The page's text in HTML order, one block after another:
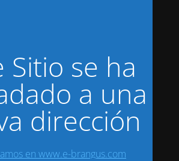
Sitio se ha
a una
dirección
en www.e-brangus.com